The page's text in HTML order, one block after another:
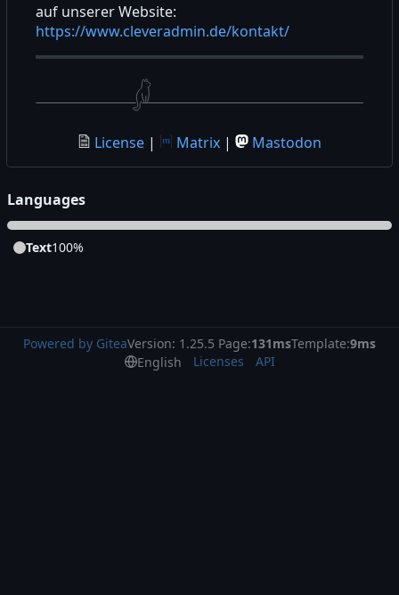
auf unserer Website:
https://www.cleveradmin.de/kontakt/
License | Matrix | Mastodon
Languages
Text100%
Powered by GiteaVersion: 1.25.5 Page:131msTemplate:9ms
English
Licenses API